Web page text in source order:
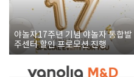
야놀자17주년 기념 야놀자 통합발
주센터 할인 프로모션 진행